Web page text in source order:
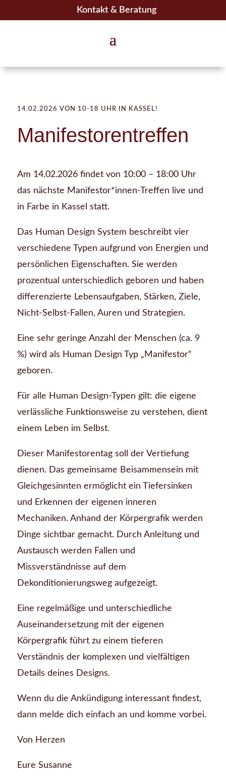
Kontakt & Beratung
14.02.2026 VON 10-18 UHR IN KASSEL!
Manifestorentreffen
Am 14.02.2026 findet von 10:00 – 18:00 Uhr
das nächste Manifestor*innen-Treffen live und
in Farbe in Kassel statt.
Das Human Design System beschreibt vier
verschiedene Typen aufgrund von Energien und
persönlichen Eigenschaften. Sie werden
prozentual unterschiedlich geboren und haben
differenzierte Lebensaufgaben, Stärken, Ziele,
Nicht-Selbst-Fallen, Auren und Strategien.
Eine sehr geringe Anzahl der Menschen (ca. 9
%) wird als Human Design Typ „Manifestor“
geboren.
Für alle Human Design-Typen gilt: die eigene
verlässliche Funktionsweise zu verstehen, dient
einem Leben im Selbst.
Dieser Manifestorentag soll der Vertiefung
dienen. Das gemeinsame Beisammensein mit
Gleichgesinnten ermöglicht ein Tiefersinken
und Erkennen der eigenen inneren
Mechaniken. Anhand der Körpergrafik werden
Dinge sichtbar gemacht. Durch Anleitung und
Austausch werden Fallen und
Missverständnisse auf dem
Dekonditionierungsweg aufgezeigt.
Eine regelmäßige und unterschiedliche
Auseinandersetzung mit der eigenen
Körpergrafik führt zu einem tieferen
Verständnis der komplexen und vielfältigen
Details deines Designs.
Wenn du die Ankündigung interessant findest,
dann melde dich einfach an und komme vorbei.
Von Herzen
Eure Susanne